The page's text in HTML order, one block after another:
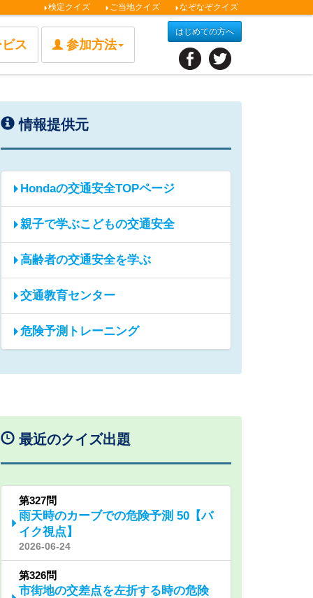
検定クイズ ご当地クイズ なぞなぞクイズ
ス 参加方法
はじめての方へ
情報提供元
Hondaの交通安全TOPページ
親子で学ぶこどもの交通安全
高齢者の交通安全を学ぶ
交通教育センター
危険予測トレーニング
最近のクイズ出題
第327問
雨天時のカーブでの危険予測 50【バ
イク視点】
2026-06-24
第326問
市街地の交差点を左折する時の危険